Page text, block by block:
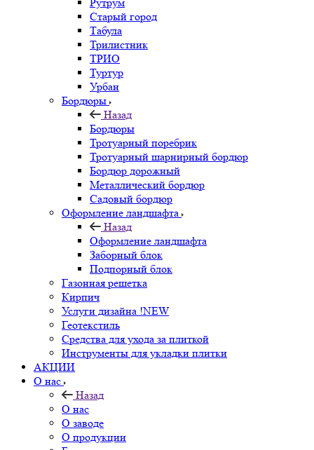
Старый город
Табула
Трилистник
ТРИО
Туртур
Урбан
Бордюры
Назад
Бордюры
Тротуарный поребрик
Тротуарный шарнирный бордюр
Бордюр дорожный
Металлический бордюр
Садовый бордюр
Оформление ландшафта
Назад
Оформление ландшафта
Заборный блок
Подпорный блок
Газонная решетка
Кирпич
Услуги дизайна !NEW
Геотекстиль
Средства для ухода за плиткой
Инструменты для укладки плитки
АКЦИИ
О нас
Назад
О нас
О заводе
О продукции